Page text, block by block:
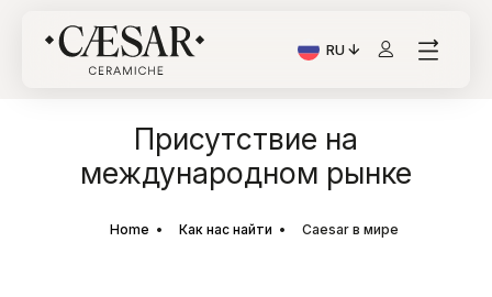
RU
Текущий язык: Italiano
Присутствие на
международном рынке
Home Как нас найти Caesar в мире